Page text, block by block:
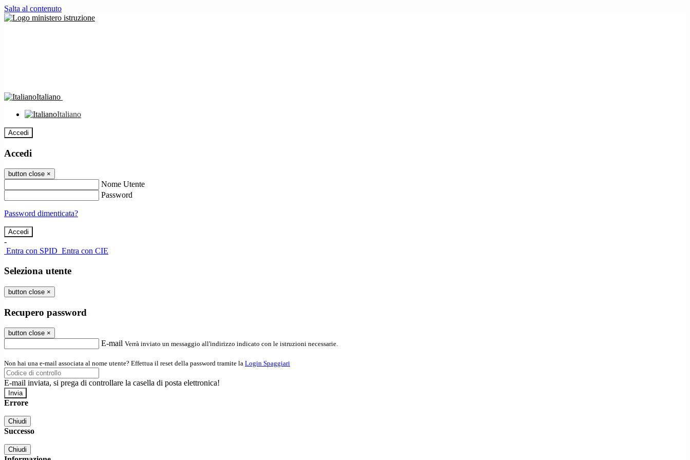
Salta al contenuto
Italiano
Italiano
Accedi
Accedi
button close ×
Nome Utente
Password
Password dimenticata?
-
Entra con SPID Entra con CIE
Seleziona utente
button close ×
Recupero password
button close ×
E-mail Verrà inviato un messaggio all'indirizzo indicato con le istruzioni necessarie.
Non hai una e-mail associata al nome utente? Effettua il reset della password tramite la Login Spaggiari
E-mail inviata, si prega di controllare la casella di posta elettronica!
Errore
Chiudi
Successo
Chiudi